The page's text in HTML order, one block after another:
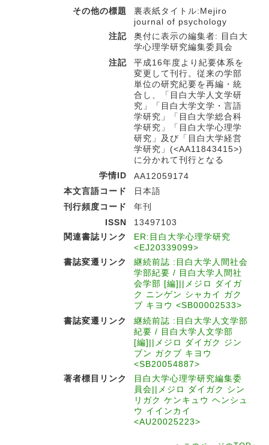
その他の標題
裏表紙タイトル:Mejiro
journal of psychology
注記
奥付に表示の編集者: 目白大
学心理学研究編集委員会
注記
平成16年度より紀要体系を
変更して刊行。従来の学部
単位の研究紀要を再編・統
合し、「目白大学人文学研
究」「目白大学文学・言語
学研究」「目白大学総合科
学研究」「目白大学心理学
研究」及び「目白大学経営
学研究」(<AA11843415>)
に分かれて刊行となる
学情ID
AA12059174
本文言語コード
日本語
刊行頻度コード
年刊
ISSN
13497103
関連書誌リンク
ER:目白大学心理学研究
<EJ20339099>
書誌変遷リンク
継続前誌 :目白大学人間社会
学部紀要 / 目白大学人間社
会学部 [編]||メジロ ダイガ
ク ニンゲン シャカイ ガク
ブ キヨウ <SB00002533>
書誌変遷リンク
継続前誌 :目白大学人文学部
紀要 / 目白大学人文学部
[編]||メジロ ダイガク ジン
ブン ガクブ キヨウ
<SB20054887>
著者標目リンク
目白大学心理学研究編集委
員会||メジロ ダイガク シン
リガク ケンキュウ ヘンシュ
ウ イインカイ
<AU20025223>